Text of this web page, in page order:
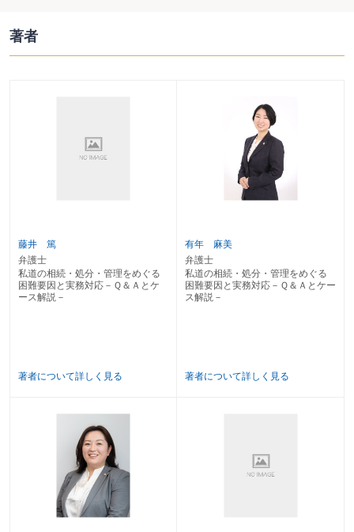
〔10〕 通行権のある土地上に工作物を設置することはできるのか？
〔11〕 袋地や囲繞地の所有者が交代した場合、囲繞地通行権はどうなるか？
〔14〕 既存の通路を減縮又は閉鎖することはできるか？
〔15〕 通行利用者が支払うべき償金はどのように考えればよいか？
第３ その他の権利
〔16〕 地役権が認められないが隣地を無償で通行できるか？
〔17〕 賃貸借契約を締結して通行権を確保する方法はあるか？
〔18〕 他人が所有する土地にライフラインを設置できるか？
〔21〕 建物工事等のために車両が隣地の私道を通行・一時停車できるか？
第２章 共有状態に起因する困難
〔22〕 複数人が所有する私道の形態は何か？
〔28〕 共同所有型私道にライフライン設備を設置できるか？
〔31〕 何らかの要因で私道の通行に支障を来していたら？
〔32〕 私道の一部が陥没し補修工事が必要となったら？
〔33〕 私道の共有者が給水管の設置を承諾してくれないときは？
〔34〕 私道の共有者に所在不明者がいても電柱等を新たに設置できるか？
〔35〕 私道の使用方法を共有者間で定められるか？
〔36〕 マンション敷地内にある通路の通行を制限できるか？
〔37〕 相互持合型私道の土地の一部が譲渡された場合の通行権は？
著者
藤井 篤
弁護士
私道の相続・処分・管理をめぐる
困難要因と実務対応－Ｑ＆Ａとケ
ース解説－
著者について詳しく見る
有年 麻美
弁護士
私道の相続・処分・管理をめぐる
困難要因と実務対応－Ｑ＆Ａとケー
ス解説－
著者について詳しく見る